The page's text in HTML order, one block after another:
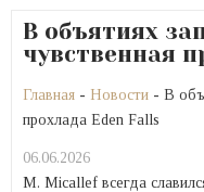
В объятиях
чувственная
Главная - Новости - В
прохлада Eden Falls
06.06.2026
M. Micallef всегда